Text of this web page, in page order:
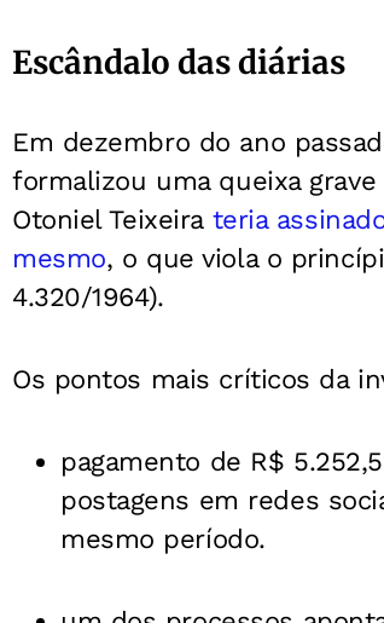
Escândalo das diárias
Em dezembro do ano
formalizou uma queixa
Otoniel Teixeirateria
mesmo, o que viola o
4.320/1964).
Os pontos mais críticos da
pagamento de R$
postagens em redes
mesmo período.